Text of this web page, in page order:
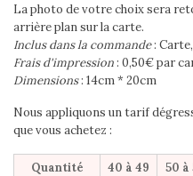
La photo de votre choix sera
arrière plan sur la carte.
Inclus dans la commande:
Frais d'impression: 0,50€ par
Dimensions: 14cm * 20cm
Nous appliquons un tarif
que vous achetez :
Quantité 40 à 49 50 à